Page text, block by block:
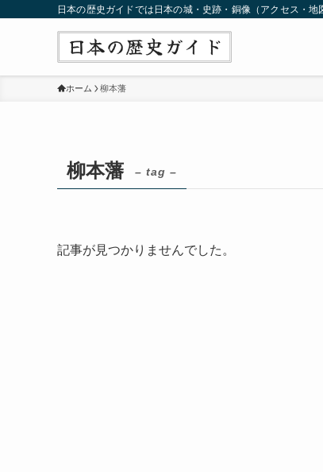
日本の歴史ガイドでは日本の城・史跡・銅像（アクセス・
ホーム 柳本藩
柳本藩 – tag –
記事が見つかりませんでした。